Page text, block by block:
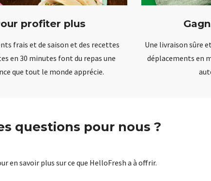
profiter plus
frais et de saison et des recettes
en 30 minutes font du repas une
que tout le monde apprécie.
Une livraison sûre
déplacements en
questions pour nous ?
en savoir plus sur ce que HelloFresh a à offrir.